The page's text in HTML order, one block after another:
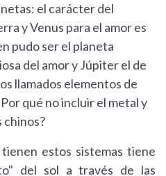
el carácter del
y Venus para el amor es
pudo ser el planeta
del amor y Júpiter el de
llamados elementos de
qué no incluir el metal y
chinos?
estos sistemas tiene
del sol a través de las